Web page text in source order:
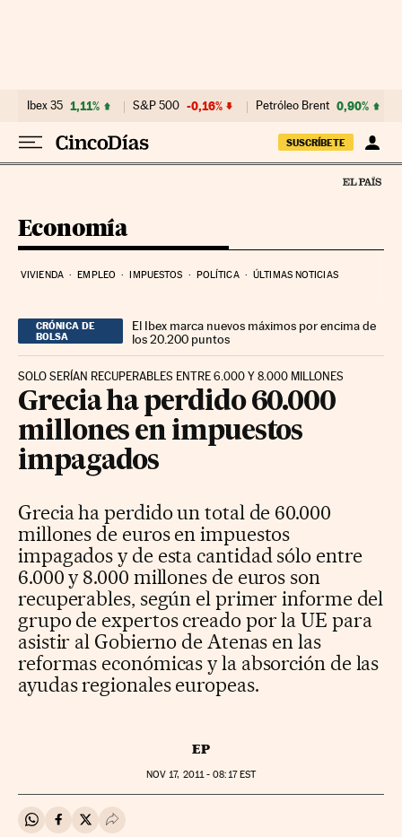
Ibex 35 1,11% S&P 500 -0,16% Petróleo Brent 0,90%
SUSCRÍBETE
Economía
VIVIENDA EMPLEO IMPUESTOS POLÍTICA ÚLTIMAS NOTICIAS
CRÓNICA DE
BOLSA
El Ibex marca nuevos máximos por encima de
los 20.200 puntos
SOLO SERÍAN RECUPERABLES ENTRE 6.000 Y 8.000 MILLONES
Grecia ha perdido 60.000
millones en impuestos
impagados
Grecia ha perdido un total de 60.000
millones de euros en impuestos
impagados y de esta cantidad sólo entre
6.000 y 8.000 millones de euros son
recuperables, según el primer informe del
grupo de expertos creado por la UE para
asistir al Gobierno de Atenas en las
reformas económicas y la absorción de las
ayudas regionales europeas.
EP
NOV 17, 2011 - 08:17EST
Compartir en Whatsapp
Compartir en Facebook
Compartir en Twitter
Desplegar Redes Sociales